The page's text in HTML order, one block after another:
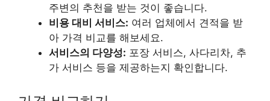
주변의 추천을 받는 것이 좋습니다.
비용 대비 서비스: 여러 업체에서 견적을 받
아 가격 비교를 해보세요.
서비스의 다양성: 포장 서비스, 사다리차, 추
가 서비스 등을 제공하는지 확인합니다.